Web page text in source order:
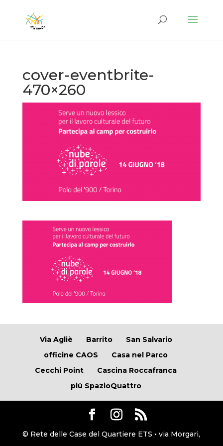
cover-eventbrite-
470×260
Via Agliè Barrito
San Salvario
officine CAOS
Casa nel Parco
Cecchi Point
Cascina Roccafranca
più SpazioQuattro
© Rete delle Case del Quartiere ETS • via Morgari,